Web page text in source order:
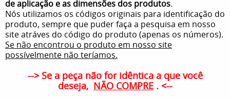
de aplicação e as dimensões dos produtos.
Nós utilizamos os códigos originais para identificação do
produto, sempre que puder faça a pesquisa em nosso
site atráves do código do produto (apenas os números).
Se não encontrou o produto em nosso site
possívelmente não teríamos.
--> Se a peça não for idêntica a que você
deseja, NÃO COMPRE. <--